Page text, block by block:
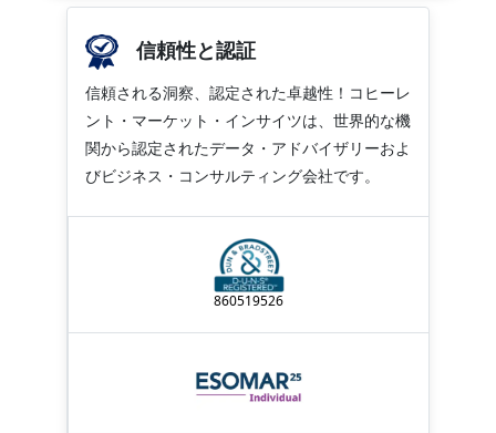
信頼性と認証
信頼される洞察、認定された卓越性！コヒーレ
ント・マーケット・インサイツは、世界的な機
関から認定されたデータ・アドバイザリーおよ
びビジネス・コンサルティング会社です。
860519526